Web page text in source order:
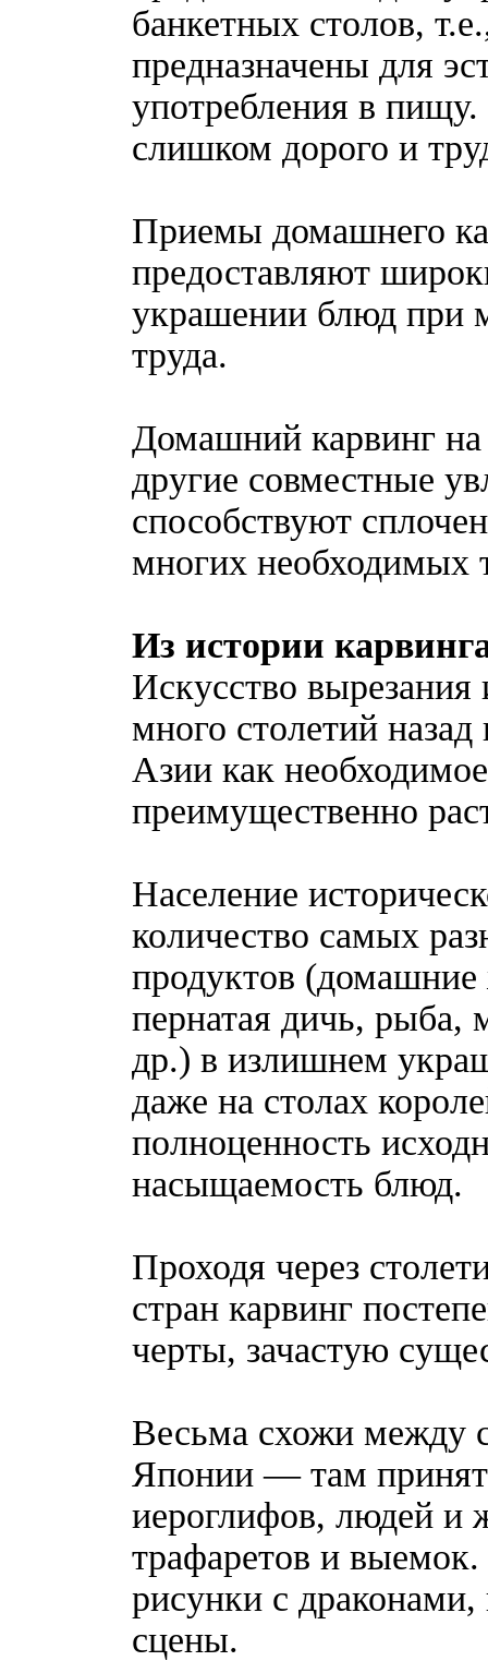
банкетных столов,
предназначены для
употребления в
слишком дорого и
Приемы домашнего
предоставляют
украшении блюд при
труда.
Домашний карвинг на
другие совместные
способствуют
многих необходимых
Из истории
Искусство
много столетий
Азии как
преимущественно
Население
количество самых
продуктов
пернатая дичь, рыба,
др.) в излишнем
даже на столах
полноценность
насыщаемость блюд.
Проходя через
стран карвинг
черты, зачастую
Весьма схожи между
Японии — там
иероглифов, людей и
трафаретов и
рисунки с
сцены.